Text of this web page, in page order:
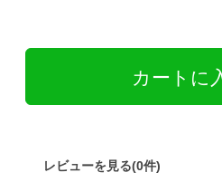
レビューを見る(0件)